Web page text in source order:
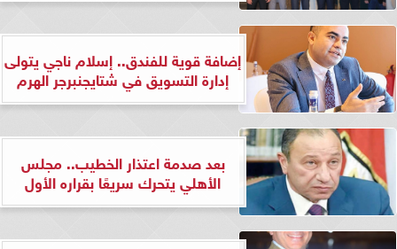
إضافة قوية للفندق.. إسلام ناجي يتولى
إدارة التسويق في شتايجنبرجر الهرم
بعد صدمة اعتذار الخطيب.. مجلس
الأهلي يتحرك سريعًا بقراره الأول